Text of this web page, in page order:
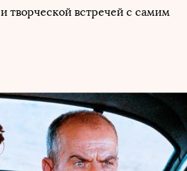
творческой встречей с самим